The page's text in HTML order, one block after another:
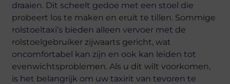
draaien. Dit scheelt gedoe met een stoel die
probeert los te maken en eruit te tillen. Sommige
rolstoeltaxi’s bieden alleen vervoer met de
rolstoelgebruiker zijwaarts gericht, wat
oncomfortabel kan zijn en ook kan leiden tot
evenwichtsproblemen. Als u dit wilt voorkomen,
is het belangrijk om uw taxirit van tevoren te